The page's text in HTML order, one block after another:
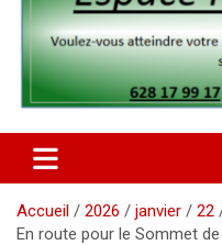
Accueil 2026 janvier
22
En route pour le Sommet